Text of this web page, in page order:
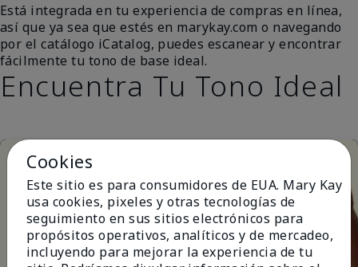
Está integrada en tu experiencia de compras en línea,
así que ya sea que estés en marykay.com o navegando
por el catálogo iCatalog, puedes escanear y encontrar
fácilmente tu tono de base ideal.
Encuentra Tu Tono Ideal
Cookies
Este sitio es para consumidores de EUA. Mary Kay
usa cookies, pixeles y otras tecnologías de
seguimiento en sus sitios electrónicos para
propósitos operativos, analíticos y de mercadeo,
incluyendo para mejorar la experiencia de tu